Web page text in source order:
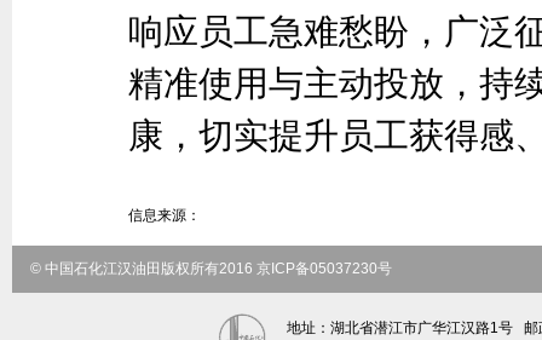
响应员工急难愁盼，广泛
精准使用与主动投放，持
康，切实提升员工获得感
信息来源：
© 中国石化江汉油田版权所有2016 京ICP备05037230号
地址：湖北省潜江市广华江汉路1号